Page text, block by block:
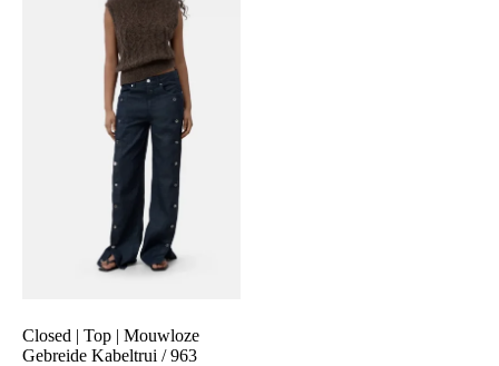
Closed | Top | Mouwloze
Gebreide Kabeltrui / 963